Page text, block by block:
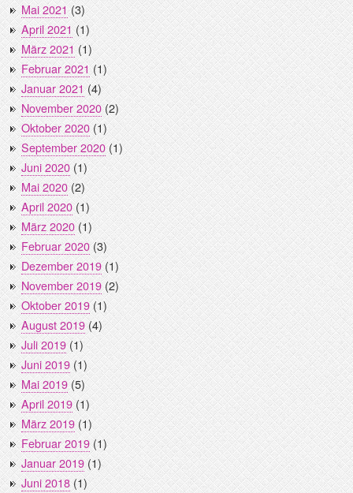
Mai 2021(3)
April 2021(1)
März 2021(1)
Februar 2021(1)
Januar 2021(4)
November 2020(2)
Oktober 2020(1)
September 2020(1)
Juni 2020(1)
Mai 2020(2)
April 2020(1)
März 2020(1)
Februar 2020(3)
Dezember 2019(1)
November 2019(2)
Oktober 2019(1)
August 2019(4)
Juli 2019(1)
Juni 2019(1)
Mai 2019(5)
April 2019(1)
März 2019(1)
Februar 2019(1)
Januar 2019(1)
Juni 2018(1)